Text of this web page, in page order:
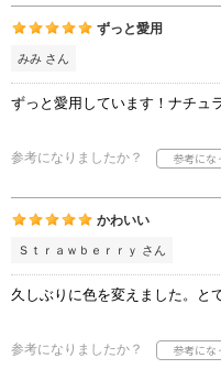
ずっと愛用
みみ さん
ずっと愛用しています！ナチュ
参考になりましたか？
かわいい
Ｓｔｒａｗｂｅｒｒｙ さん
久しぶりに色を変えました。と
参考になりましたか？